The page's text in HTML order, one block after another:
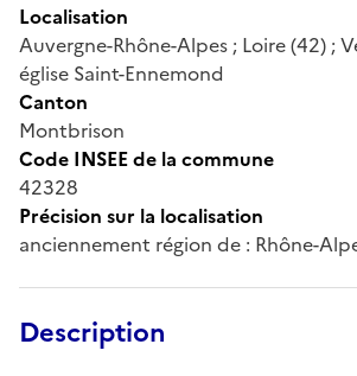
Localisation
Auvergne-Rhône-Alpes ; Loire (42) ;
église Saint-Ennemond
Canton
Montbrison
Code INSEE de la commune
42328
Précision sur la localisation
anciennement région de : Rhône-
Description